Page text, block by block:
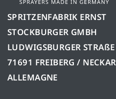
SPRITZENFABRIK ERNST
STOCKBURGER GMBH
LUDWIGSBURGER
71691 FREIBERG / NECKAR
ALLEMAGNE